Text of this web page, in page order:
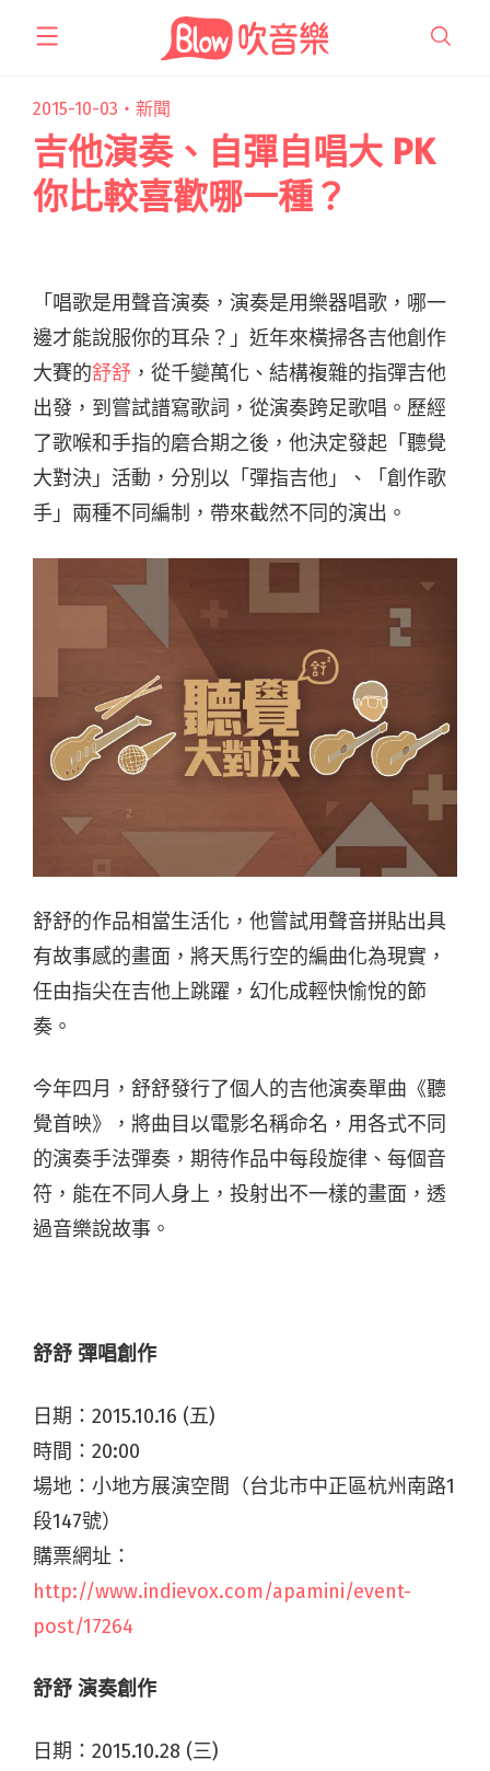
2015-10-03・ 新聞
吉他演奏、自彈自唱大 PK
你比較喜歡哪一種？
「唱歌是用聲音演奏，演奏是用樂器唱歌，哪一
邊才能說服你的耳朵？」近年來橫掃各吉他創作
大賽的舒舒 ，從千變萬化、結構複雜的指彈吉他
出發，到嘗試譜寫歌詞，從演奏跨足歌唱。歷經
了歌喉和手指的磨合期之後，他決定發起「聽覺
大對決」活動，分別以「彈指吉他」、「創作歌
手」兩種不同編制，帶來截然不同的演出。
舒舒的作品相當生活化，他嘗試用聲音拼貼出具
有故事感的畫面，將天馬行空的編曲化為現實，
任由指尖在吉他上跳躍，幻化成輕快愉悅的節
奏。
今年四月，舒舒發行了個人的吉他演奏單曲《聽
覺首映》，將曲目以電影名稱命名，用各式不同
的演奏手法彈奏，期待作品中每段旋律、每個音
符，能在不同人身上，投射出不一樣的畫面，透
過音樂說故事。
舒舒 彈唱創作
日期：2015.10.16 (五)
時間：20:00
場地：小地方展演空間（台北市中正區杭州南路1
段147號）
購票網址：
http://www.indievox.com/apamini/event-
post/17264
舒舒 演奏創作
日期：2015.10.28 (三)